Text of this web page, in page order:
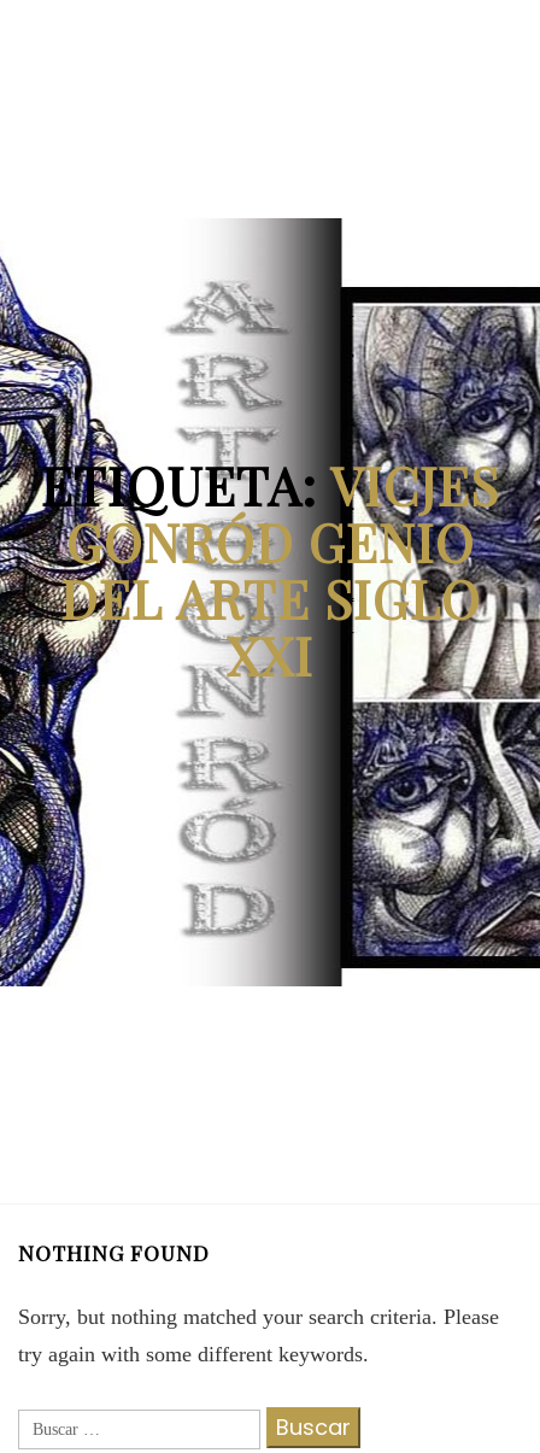
ETIQUETA:VICJES
GONRÓD GENIO
DEL ARTE SIGLO
XXI
NOTHING FOUND
Sorry, but nothing matched your search criteria. Please
try again with some different keywords.
Buscar: